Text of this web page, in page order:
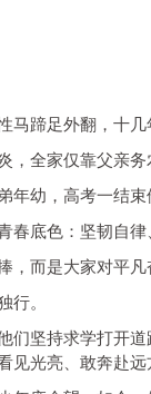
马蹄足外翻，十
，全家仅靠父亲
年幼，高考一结
春底色：坚韧自
而是大家对平凡
行。
们坚持求学打开
见光亮、敢奔赴远